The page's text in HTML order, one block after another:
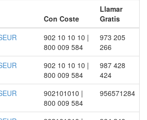
Con Coste
Llamar
Gratis
902 10 10 10 |
800 009 584
973 205
266
902 10 10 10 |
800 009 584
987 428
424
902101010 |
800 009 584
956571284